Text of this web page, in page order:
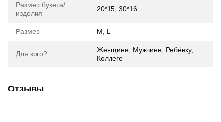
Размер букета/
изделия
20*15, 30*16
Размер M, L
Для кого?
Женщине, Мужчине, Ребёнку,
Коллеге
Отзывы